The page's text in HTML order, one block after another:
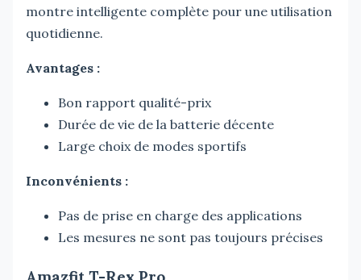
montre intelligente complète pour une utilisation
quotidienne.
Avantages :
Bon rapport qualité-prix
Durée de vie de la batterie décente
Large choix de modes sportifs
Inconvénients :
Pas de prise en charge des applications
Les mesures ne sont pas toujours précises